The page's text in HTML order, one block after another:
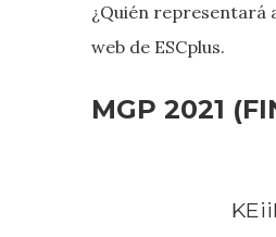
¿Quién representará
web de ESCplus.
MGP 2021